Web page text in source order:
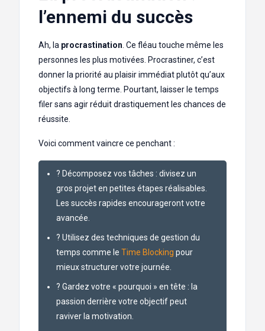
l’ennemi du succès
Ah, la procrastination . Ce fléau touche même les
personnes les plus motivées. Procrastiner, c’est
donner la priorité au plaisir immédiat plutôt qu’aux
objectifs à long terme. Pourtant, laisser le temps
filer sans agir réduit drastiquement les chances de
réussite.
Voici comment vaincre ce penchant :
? Décomposez vos tâches : divisez un
gros projet en petites étapes réalisables.
Les succès rapides encourageront votre
avancée.
? Utilisez des techniques de gestion du
temps comme le Time Blocking pour
mieux structurer votre journée.
? Gardez votre « pourquoi » en tête : la
passion derrière votre objectif peut
raviver la motivation.